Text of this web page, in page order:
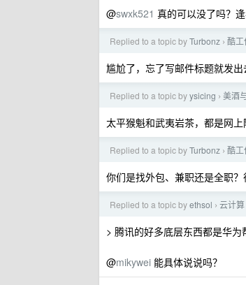
@swxk521 真的可以没了吗？
Replied to a topic byTurbonz › 酷工
尴尬了，忘了写邮件标题就发
Replied to a topic byysicing › 美酒
太平猴魁和武夷岩茶，都是网
Replied to a topic byTurbonz › 酷工
你们是找外包、兼职还是全职？
Replied to a topic byethsol › 云计算
> 腾讯的好多底层东西都是华为
@mikywei 能具体说说吗？